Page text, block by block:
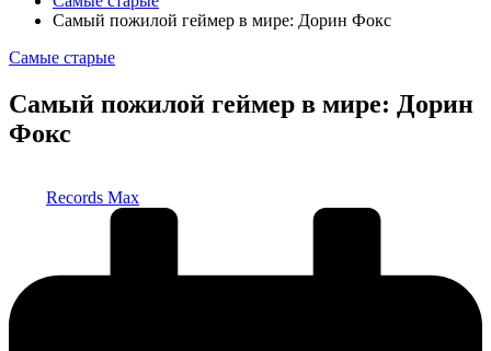
Самый пожилой геймер в мире: Дорин Фокс
Опубликовано
Самые старые
Самый пожилой геймер в мире: Дорин
Фокс
Records Max